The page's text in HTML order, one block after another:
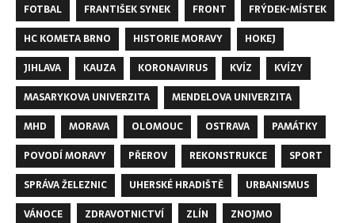
FOTBAL
FRANTIŠEK SYNEK FRONT
FRÝDEK-MÍSTEK
HC KOMETA BRNO
HISTORIE MORAVY
HOKEJ
JIHLAVA
KAUZA KORONAVIRUS KVÍZ
KVÍZY
MASARYKOVA UNIVERZITA
MENDELOVA UNIVERZITA
MHD
MORAVA OLOMOUC OSTRAVA
PAMÁTKY
POVODÍ MORAVY
PŘEROV REKONSTRUKCE
SPORT
SPRÁVA ŽELEZNIC
UHERSKÉ HRADIŠTĚ
URBANISMUS
VÁNOCE
ZDRAVOTNICTVÍ ZLÍN
ZNOJMO